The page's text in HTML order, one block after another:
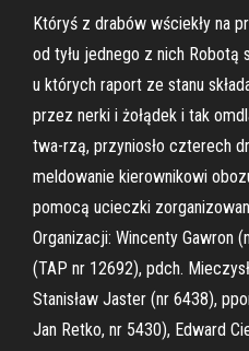
Któryś z drabów wściekły na
od tyłu jednego z nich Robotą
u których raport ze stanu
przez nerki i żołądek i tak
twa-rzą, przyniosło czterech
meldowanie kierownikowi
pomocą ucieczki
Organizacji: Wincenty Gawron
(TAP nr 12692), pdch.
Stanisław Jaster (nr 6438),
Jan Retko, nr 5430), Edward